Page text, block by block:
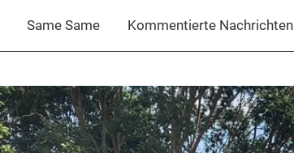
Same Same Kommentierte Nachrichten